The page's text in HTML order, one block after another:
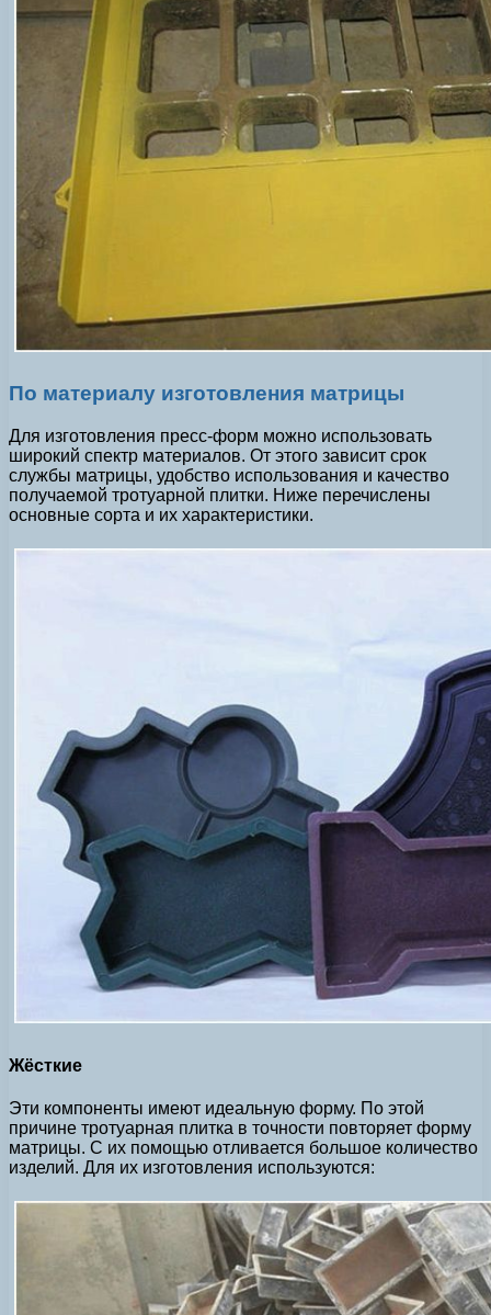
По материалу изготовления матрицы
Для изготовления пресс-форм можно использовать
широкий спектр материалов. От этого зависит срок
службы матрицы, удобство использования и качество
получаемой тротуарной плитки. Ниже перечислены
основные сорта и их характеристики.
Жёсткие
Эти компоненты имеют идеальную форму. По этой
причине тротуарная плитка в точности повторяет форму
матрицы. С их помощью отливается большое количество
изделий. Для их изготовления используются: